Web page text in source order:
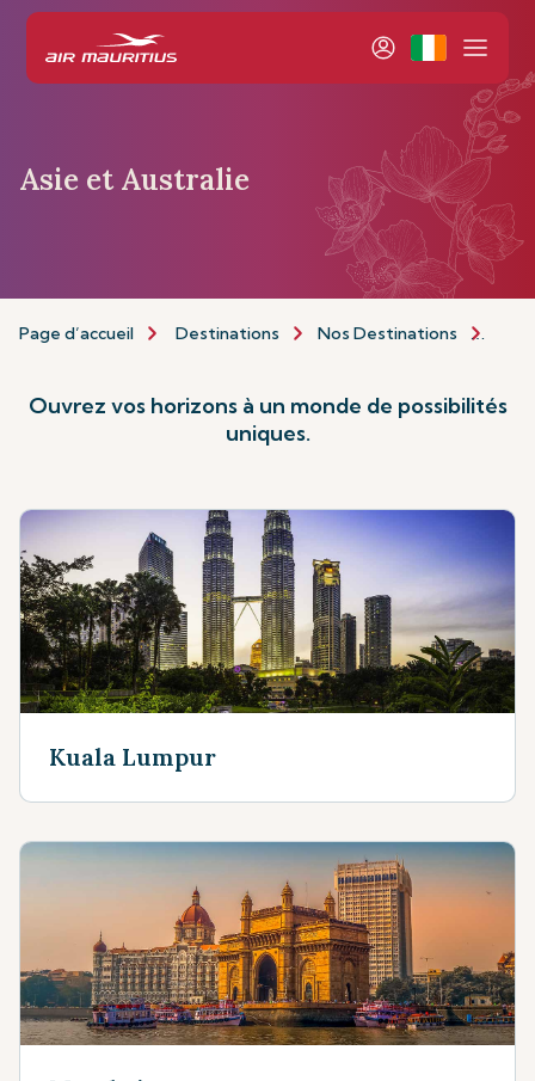
Asie et Australie
Page d’accueil Destinations Nos Destinations
Ouvrez vos horizons à un monde de possibilités
uniques.
Kuala Lumpur